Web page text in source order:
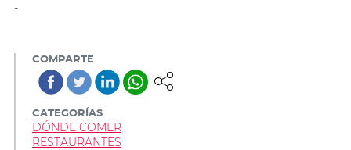
-
COMPARTE
CATEGORÍAS
DÓNDE COMER
RESTAURANTES